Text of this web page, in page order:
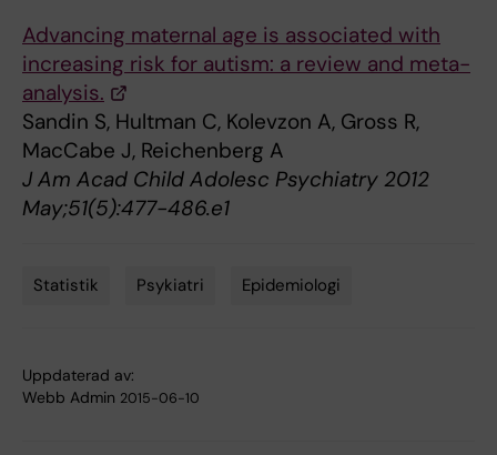
Advancing maternal age is associated with
increasing risk for autism: a review and meta-
analysis.
Sandin S, Hultman C, Kolevzon A, Gross R,
MacCabe J, Reichenberg A
J Am Acad Child Adolesc Psychiatry 2012
May;51(5):477-486.e1
Statistik Psykiatri Epidemiologi
Uppdaterad av:
Webb Admin 2015-06-10